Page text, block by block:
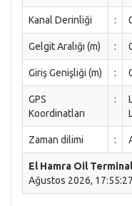
Kanal Derinliği :
Gelgit Aralığı (m) :
Giriş Genişliği (m) :
GPS
Koordinatları
:
Zaman dilimi :
El Hamra Oil Terminal
Ağustos 2026,